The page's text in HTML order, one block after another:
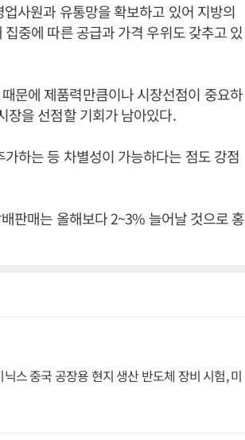
사원과 유통망을 확보하고 있어 지방의
중에 따른 공급과 가격 우위도 갖추고 있
문에 제품력만큼이나 시장선점이 중요하
장을 선점할 기회가 남아있다.
하는 등 차별성이 가능하다는 점도 강점
판매는 올해보다 2~3% 늘어날 것으로 홍
스 중국 공장용 현지 생산 반도체 장비 시험, 미